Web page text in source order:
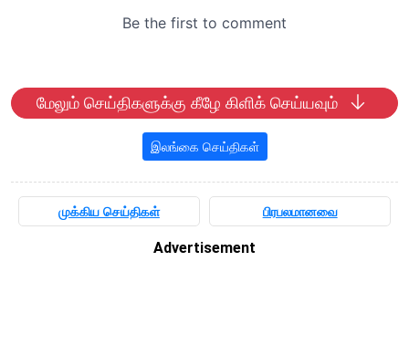
மேலும் செய்திகளுக்கு கீழே கிளிக் செய்யவும்
இலங்கை செய்திகள்
முக்கிய செய்திகள் பிரபலமானவை
Advertisement